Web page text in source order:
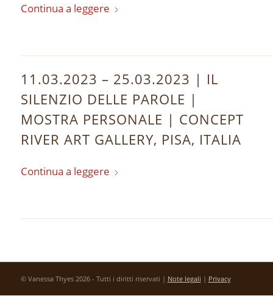
Continua a leggere
11.03.2023 – 25.03.2023 | IL
SILENZIO DELLE PAROLE |
MOSTRA PERSONALE | CONCEPT
RIVER ART GALLERY, PISA, ITALIA
Continua a leggere
© Vanessa Thyes 2026 - Tutti i diritti riservati | Note legali | Privacy